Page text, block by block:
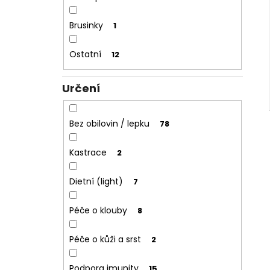
Brusinky 1
Ostatní 12
Určení
Bez obilovin / lepku 78
Kastrace 2
Dietní (light) 7
Péče o klouby 8
Péče o kůži a srst 2